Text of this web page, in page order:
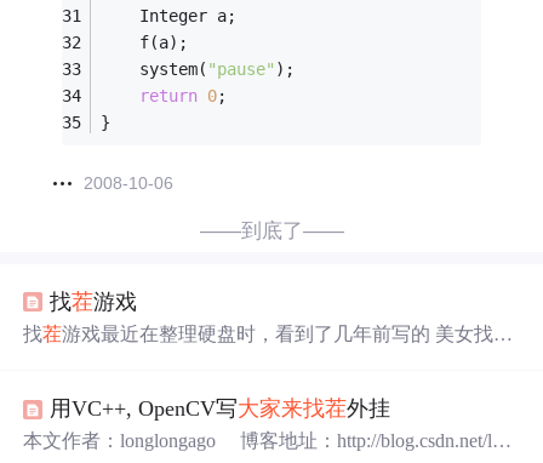
    Integer a;
    f(a);
    system(
"pause" );
return 0;
}
2008-10-06
——到底了——
找茬游戏
找茬游戏最近在整理硬盘时，看到了几年前写的 美女找茬
按道理应该能用，猜想可能是图片做了处理。就花了点时
间看了下，果然发现了问题，现在和大家分享下。原理找
用VC++, OpenCV写大家来找茬外挂
本文作者：longlongago 博客地址：http://blog.csdn.net/lon